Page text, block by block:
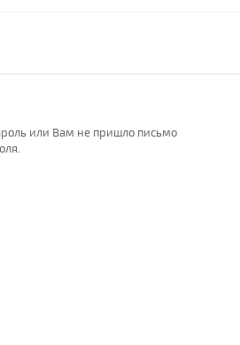
или Вам не пришло письмо